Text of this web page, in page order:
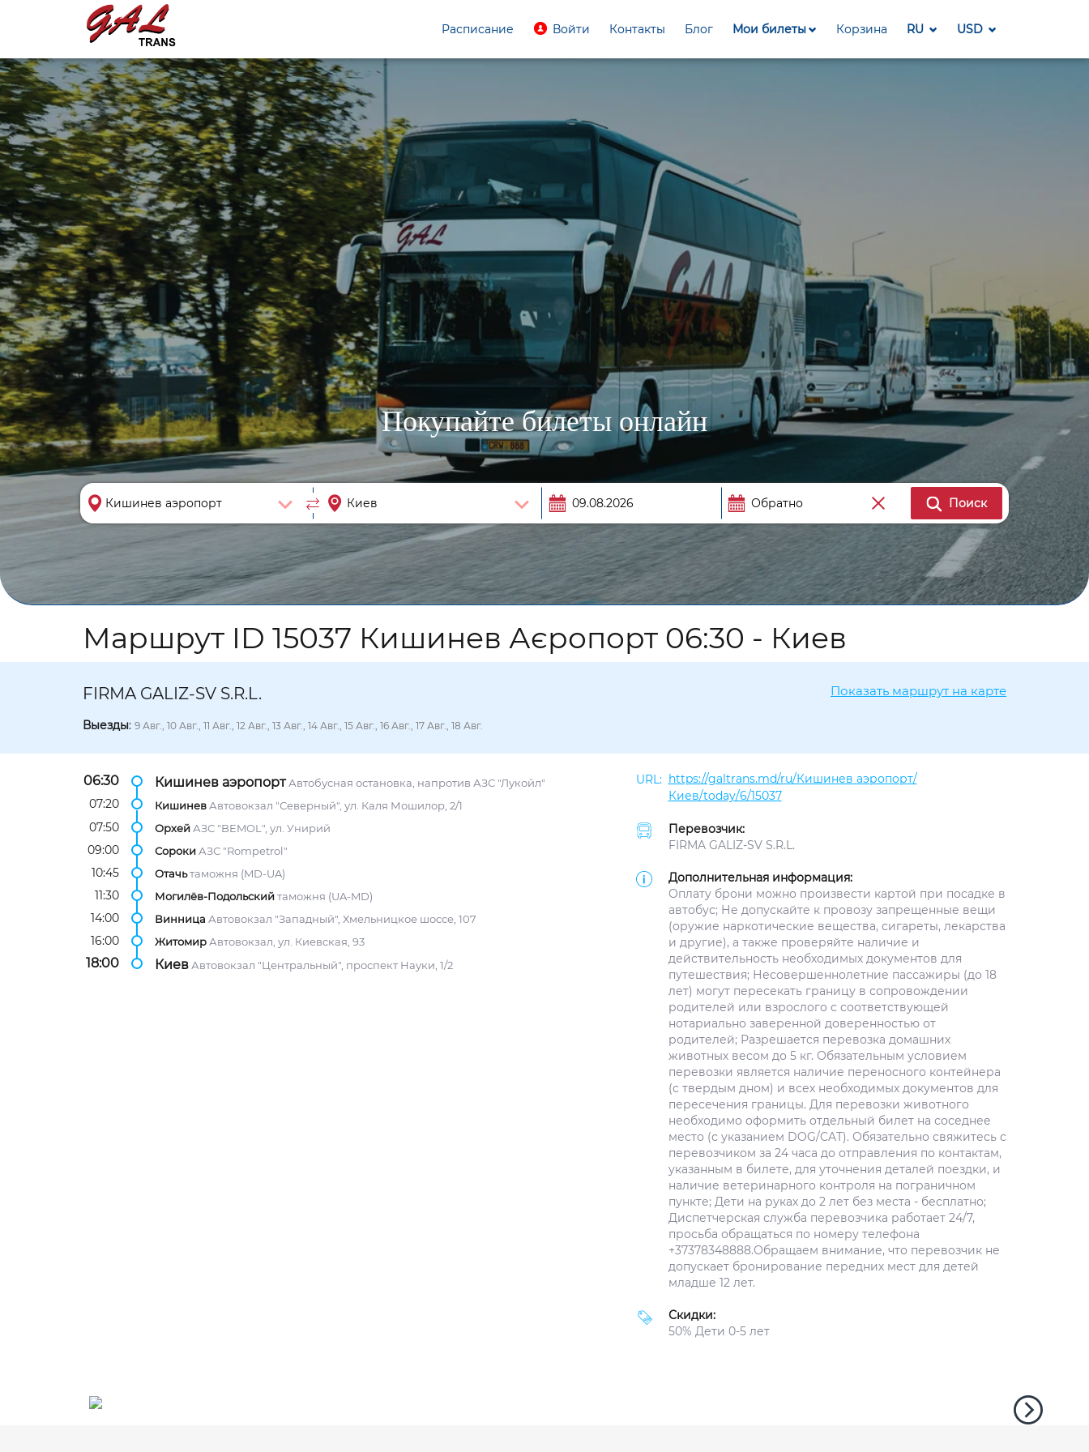
Расписание Войти Контакты Блог Мои билеты Корзина RU USD
Покупайте билеты онлайн
Поиск
Маршрут ID 15037 Кишинев Аєропорт 06:30 - Киев
FIRMA GALIZ-SV S.R.L.
Выезды: 9 Авг., 10 Авг., 11 Авг., 12 Авг., 13 Авг., 14 Авг., 15 Авг., 16 Авг., 17 Авг., 18 Авг.
Показать маршрут на карте
06:30 Кишинев аэропорт Автобусная остановка, напротив АЗС "Лукойл"
07:20 Кишинев Автовокзал "Северный", ул. Каля Мошилор, 2/1
07:50 Орхей АЗС "BEMOL", ул. Унирий
09:00 Сороки АЗС "Rompetrol"
10:45 Отачьтаможня (MD-UA)
11:30 Могилёв-Подольскийтаможня (UA-MD)
14:00 Винница Автовокзал "Западный", Хмельницкое шоссе, 107
16:00 Житомир Автовокзал, ул. Киевская, 93
18:00 Киев Автовокзал "Центральный", проспект Науки, 1/2
https://galtrans.md/ru/Кишинев аэропорт/
Киев/today/6/15037
Перевозчик:
FIRMA GALIZ-SV S.R.L.
Дополнительная информация:
Оплату брони можно произвести картой при посадке в
автобус; Не допускайте к провозу запрещенные вещи
(оружие наркотические вещества, сигареты, лекарства
и другие), а также проверяйте наличие и
действительность необходимых документов для
путешествия; Несовершеннолетние пассажиры (до 18
лет) могут пересекать границу в сопровождении
родителей или взрослого с соответствующей
нотариально заверенной доверенностью от
родителей; Разрешается перевозка домашних
животных весом до 5 кг. Обязательным условием
перевозки является наличие переносного контейнера
(с твердым дном) и всех необходимых документов для
пересечения границы. Для перевозки животного
необходимо оформить отдельный билет на соседнее
место (с указанием DOG/CAT). Обязательно свяжитесь с
перевозчиком за 24 часа до отправления по контактам,
указанным в билете, для уточнения деталей поездки, и
наличие ветеринарного контроля на пограничном
пункте; Дети на руках до 2 лет без места - бесплатно;
Диспетчерская служба перевозчика работает 24/7,
просьба обращаться по номеру телефона
+37378348888.Обращаем внимание, что перевозчик не
допускает бронирование передних мест для детей
младше 12 лет.
Скидки:
50% Дети 0-5 лет